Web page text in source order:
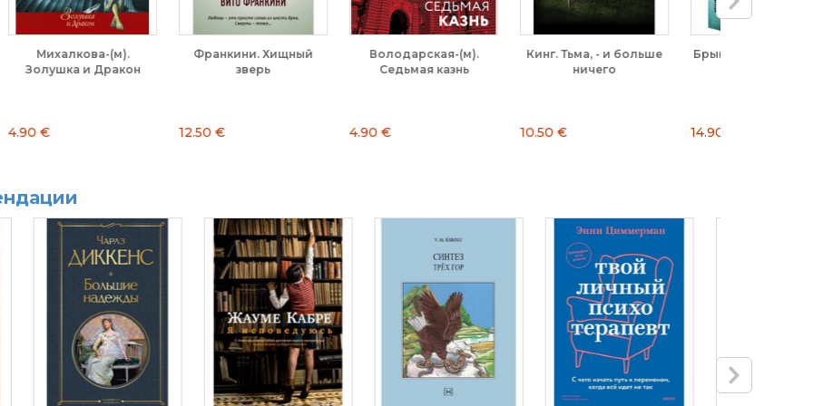
Франкини. Хищный
зверь
12.50 €
Володарская-(м).
Седьмая казнь
4.90 €
Кинг. Тьма, - и больше
ничего
10.50 €
Брындза. Смертельные
14.90 €